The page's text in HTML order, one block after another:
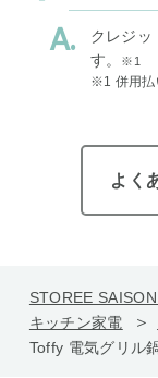
クレジッ
す。
※1
※1 併用払
よく
STOREE
キッチン家電
Toffy 電気グリル